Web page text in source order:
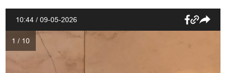
10:44 / 09-05-2026
1 / 10